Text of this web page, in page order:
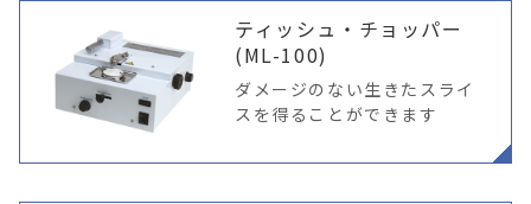
ル成分を取り
ティッシュ・チョッパー
(ML-100)
ダメージのない生きたスライ
スを得ることができます